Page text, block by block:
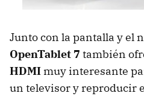
Junto con la pantalla y el
OpenTablet 7 también
HDMI muy interesante
un televisor y reproducir